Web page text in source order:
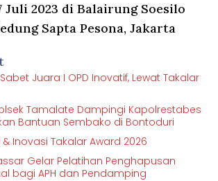
Juli 2023 di Balairung Soesilo
Sapta Pesona, Jakarta
Juara I OPD Inovatif, Lewat Takalar
Tamalate Dampingi Kapolrestabes
Bantuan Sembako di Bontoduri
Inovasi Takalar Award 2026
Gelar Pelatihan Penghapusan
bagi APH dan Pendamping